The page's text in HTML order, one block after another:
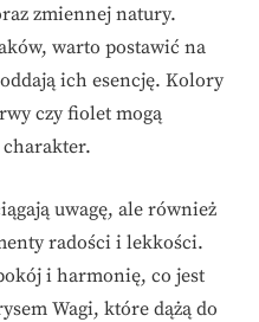
zmiennej natury.
warto postawić na
ich esencję. Kolory
czy fiolet mogą
uwagę, ale również
radości i lekkości.
i harmonię, co jest
Wagi, które dążą do